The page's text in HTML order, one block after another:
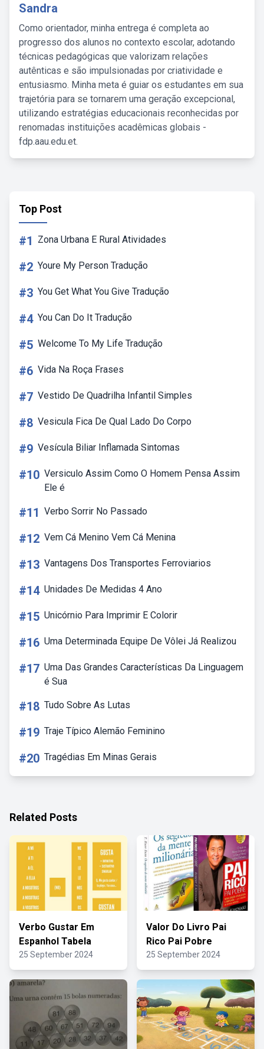
Sandra
Como orientador, minha entrega é completa ao
progresso dos alunos no contexto escolar, adotando
técnicas pedagógicas que valorizam relações
autênticas e são impulsionadas por criatividade e
entusiasmo. Minha meta é guiar os estudantes em sua
trajetória para se tornarem uma geração excepcional,
utilizando estratégias educacionais reconhecidas por
renomadas instituições acadêmicas globais -
fdp.aau.edu.et.
Top Post
#1 Zona Urbana E Rural Atividades
#2 Youre My Person Tradução
#3 You Get What You Give Tradução
#4 You Can Do It Tradução
#5 Welcome To My Life Tradução
#6 Vida Na Roça Frases
#7 Vestido De Quadrilha Infantil Simples
#8 Vesicula Fica De Qual Lado Do Corpo
#9 Vesícula Biliar Inflamada Sintomas
#10 Versiculo Assim Como O Homem Pensa Assim
Ele é
#11 Verbo Sorrir No Passado
#12 Vem Cá Menino Vem Cá Menina
#13 Vantagens Dos Transportes Ferroviarios
#14 Unidades De Medidas 4 Ano
#15 Unicórnio Para Imprimir E Colorir
#16 Uma Determinada Equipe De Vôlei Já Realizou
#17 Uma Das Grandes Características Da Linguagem
é Sua
#18 Tudo Sobre As Lutas
#19 Traje Típico Alemão Feminino
#20 Tragédias Em Minas Gerais
Related Posts
Verbo Gustar Em
Espanhol Tabela
25 September 2024
Valor Do Livro Pai
Rico Pai Pobre
25 September 2024